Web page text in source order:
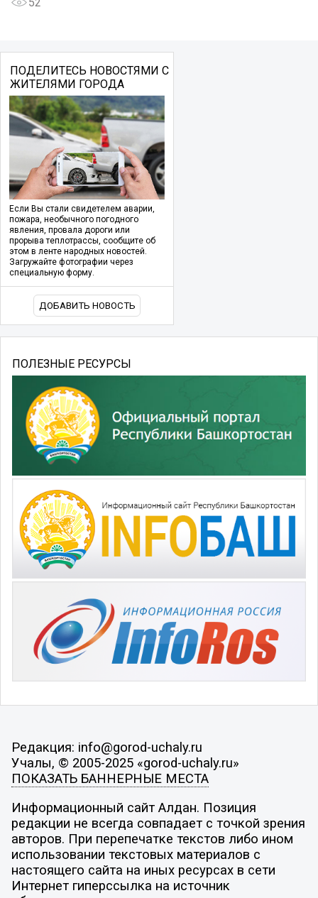
ПОДЕЛИТЕСЬ НОВОСТЯМИ С
ЖИТЕЛЯМИ ГОРОДА
Если Вы стали свидетелем аварии,
пожара, необычного погодного
явления, провала дороги или
прорыва теплотрассы, сообщите об
этом в ленте народных новостей.
Загружайте фотографии через
специальную форму.
ДОБАВИТЬ НОВОСТЬ
ПОЛЕЗНЫЕ РЕСУРСЫ
Редакция: info@gorod-uchaly.ru
Учалы, © 2005-2025 «gorod-uchaly.ru»
ПОКАЗАТЬ БАННЕРНЫЕ МЕСТА
Информационный сайт Алдан. Позиция
редакции не всегда совпадает с точкой зрения
авторов. При перепечатке текстов либо ином
использовании текстовых материалов с
настоящего сайта на иных ресурсах в сети
Интернет гиперссылка на источник